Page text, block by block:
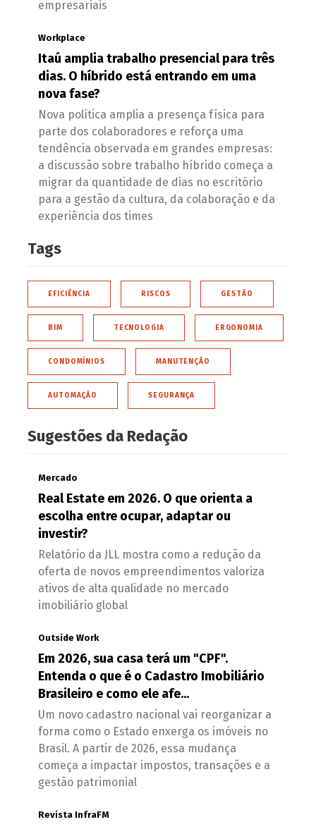
empresariais
Workplace
Itaú amplia trabalho presencial para três
dias. O híbrido está entrando em uma
nova fase?
Nova política amplia a presença física para
parte dos colaboradores e reforça uma
tendência observada em grandes empresas:
a discussão sobre trabalho híbrido começa a
migrar da quantidade de dias no escritório
para a gestão da cultura, da colaboração e da
experiência dos times
Tags
EFICIÊNCIA RISCOS GESTÃO
BIM TECNOLOGIA ERGONOMIA
CONDOMÍNIOS MANUTENÇÃO
AUTOMAÇÃO SEGURANÇA
Sugestões da Redação
Mercado
Real Estate em 2026. O que orienta a
escolha entre ocupar, adaptar ou
investir?
Relatório da JLL mostra como a redução da
oferta de novos empreendimentos valoriza
ativos de alta qualidade no mercado
imobiliário global
Outside Work
Em 2026, sua casa terá um "CPF".
Entenda o que é o Cadastro Imobiliário
Brasileiro e como ele afe...
Um novo cadastro nacional vai reorganizar a
forma como o Estado enxerga os imóveis no
Brasil. A partir de 2026, essa mudança
começa a impactar impostos, transações e a
gestão patrimonial
Revista InfraFM